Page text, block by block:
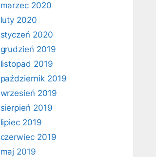
marzec 2020
luty 2020
styczeń 2020
grudzień 2019
listopad 2019
październik 2019
wrzesień 2019
sierpień 2019
lipiec 2019
czerwiec 2019
maj 2019